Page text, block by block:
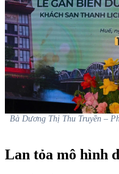
Bà Dương Thị Thu Truyền –
Lan tỏa mô hình